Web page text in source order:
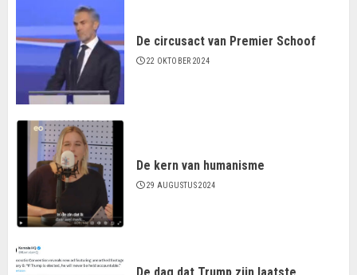
De circusact van Premier Schoof
22 OKTOBER 2024
De kern van humanisme
29 AUGUSTUS 2024